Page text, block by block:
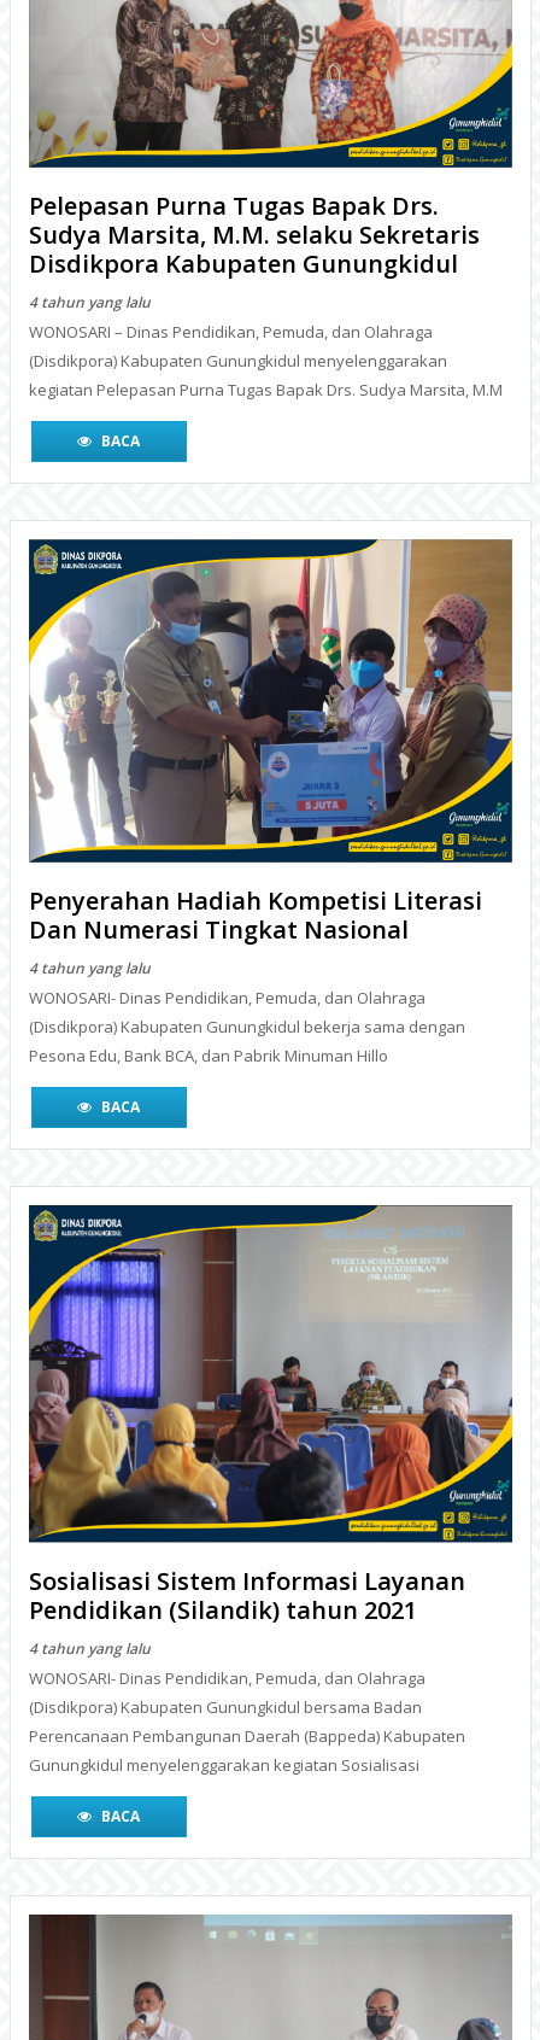
Pelepasan Purna Tugas Bapak Drs.
Sudya Marsita, M.M. selaku Sekretaris
Disdikpora Kabupaten Gunungkidul
4 tahun yang lalu
WONOSARI – Dinas Pendidikan, Pemuda, dan Olahraga
kegiatan Pelepasan Purna Tugas Bapak Drs. Sudya Marsita, M.M
BACA
Penyerahan Hadiah Kompetisi Literasi
Dan Numerasi Tingkat Nasional
4 tahun yang lalu
WONOSARI- Dinas Pendidikan, Pemuda, dan Olahraga
(Disdikpora) Kabupaten Gunungkidul bekerja sama dengan
BACA
Sosialisasi Sistem Informasi Layanan
Pendidikan (Silandik) tahun 2021
4 tahun yang lalu
WONOSARI- Dinas Pendidikan, Pemuda, dan Olahraga
(Disdikpora) Kabupaten Gunungkidul bersama Badan
Gunungkidul menyelenggarakan kegiatan Sosialisasi
BACA